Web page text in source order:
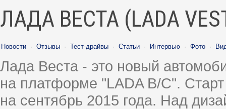
ЛАДА ВЕСТА (LADA
Новости · Отзывы · Тест-драйвы · Статьи · Интервью · Фото ·
Лада Веста - это новый
на платформе "LADA B/C".
на сентябрь 2015 года. Над